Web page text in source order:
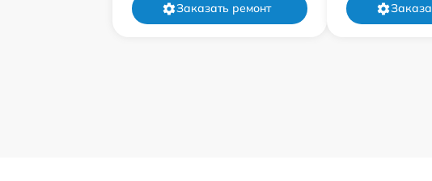
Заказать ремонт